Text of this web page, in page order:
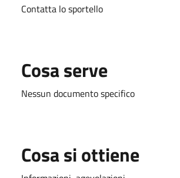
Contatta lo sportello
Cosa serve
Nessun documento specifico
Cosa si ottiene